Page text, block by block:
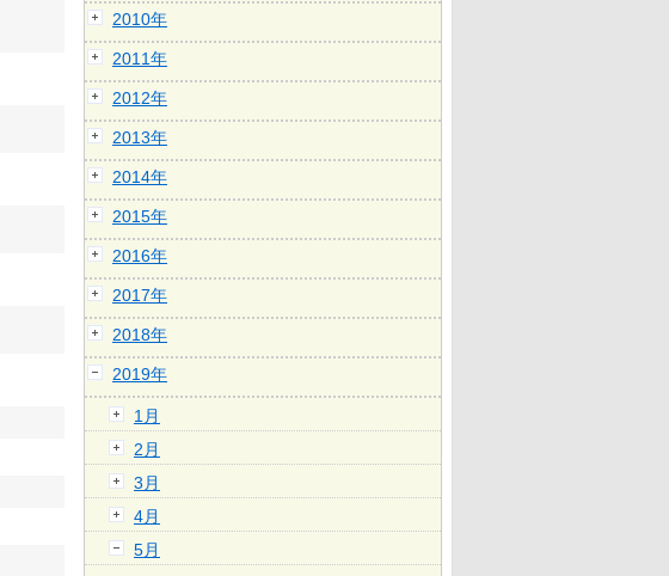
2010年
2011年
2012年
2013年
2014年
2015年
2016年
2017年
2018年
2019年
1月
2月
3月
4月
5月